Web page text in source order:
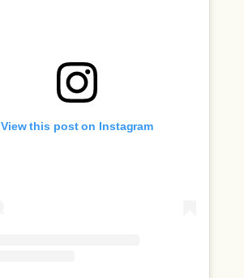
View this post on Instagram